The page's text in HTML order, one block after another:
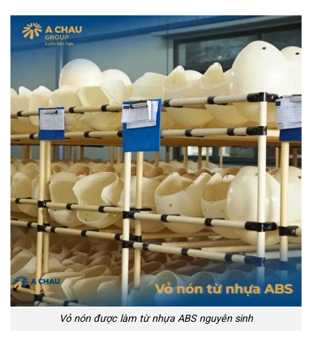
Vỏ nón được làm từ nhựa ABS nguyên sinh